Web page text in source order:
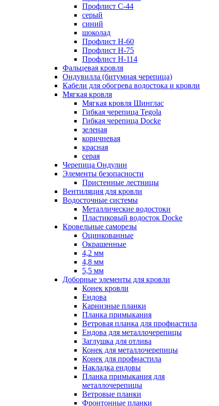
Профлист С-44
серый
синий
шоколад
Профлист Н-60
Профлист Н-75
Профлист H-114
Фальцевая кровля
Ондувилла (битумная черепица)
Кабели для обогрева водостока и кровли
Мягкая кровля
Мягкая кровля Шинглас
Гибкая черепица Tegola
Гибкая черепица Docke
зеленая
коричневая
красная
серая
Черепица Ондулин
Элементы безопасности
Пристенные лестницы
Вентиляция для кровли
Водосточные системы
Металлические водостоки
Пластиковый водосток Docke
Кровельные саморезы
Оцинкованные
Окрашенные
4,2 мм
4,8 мм
5,5 мм
Доборные элементы для кровли
Конек кровли
Ендова
Карнизные планки
Планка примыкания
Ветровая планка для профнастила
Ендова для металлочерепицы
Заглушка для отлива
Конек для металлочерепицы
Конек для профнастила
Накладка ендовы
Планка примыкания для
металлочерепицы
Ветровые планки
Фронтонные планки